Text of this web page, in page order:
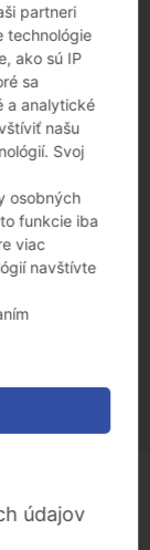
dodávateľom
portfólio
trhoch
Schröder je
i mimo
studena
na oboch
spolu s
svoje
v
budú mať
rozvoji výroby
partneri
technológie
ako sú IP
sa
a analytické
našu
Svoj
osobných
funkcie iba
viac
navštívte
údajov